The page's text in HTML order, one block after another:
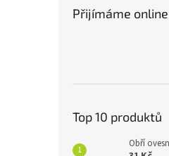
Přijímáme
Top 10 produktů
Obří